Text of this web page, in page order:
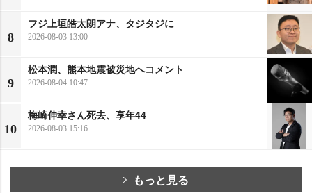
8
フジ上垣皓太朗アナ、タジタジに
2026-08-03 13:00
9
松本潤、熊本地震被災地へコメント
2026-08-04 10:47
10
梅崎伸幸さん死去、享年44
2026-08-03 15:16
もっと見る